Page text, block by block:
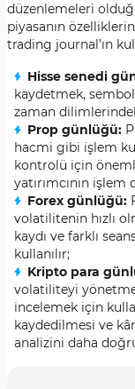
düzenlemeleri
piyasanın
trading journal’ın
Hisse senedi
kaydetmek,
zaman
Prop günlüğü:
hacmi gibi işlem
kontrolü için
yatırımcının işlem
Forex günlüğü:
volatilitenin hızlı
kaydı ve farklı
kullanılır;
Kripto para
volatiliteyi
incelemek için
kaydedilmesi ve
analizini daha